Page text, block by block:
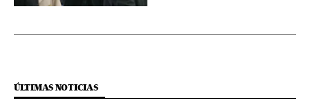
ÚLTIMAS NOTICIAS